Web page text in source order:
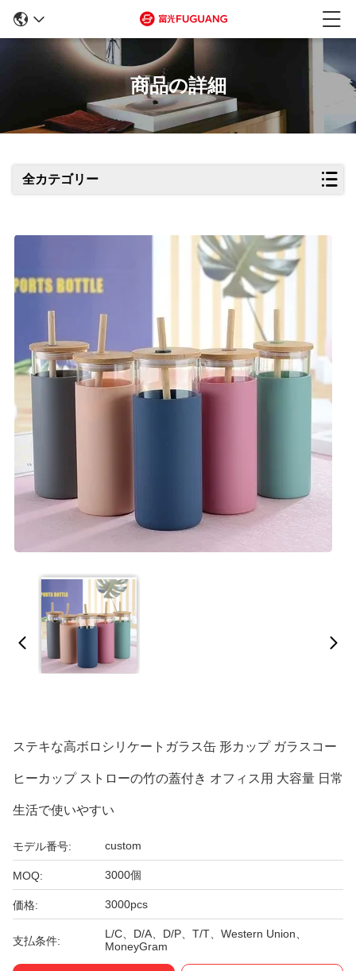
商品の詳細
全カテゴリー
ステキな高ボロシリケートガラス缶 形カップ ガラスコー
ヒーカップ ストローの竹の蓋付き オフィス用 大容量 日常
生活で使いやすい
モデル番号: custom
MOQ: 3000個
価格: 3000pcs
支払条件:
L/C、D/A、D/P、T/T、Western Union、
MoneyGram